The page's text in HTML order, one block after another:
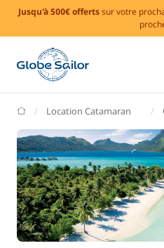
Jusqu'à 500€ offertssur votre
GlobeSailor
Location Catamaran